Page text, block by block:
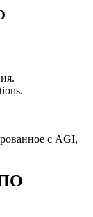
с AGI,
ПО